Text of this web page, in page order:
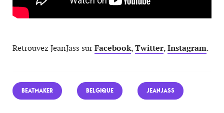
Retrouvez JeanJass surFacebook,Twitter,Instagram.
BEATMAKER BELGIQUE JEANJASS